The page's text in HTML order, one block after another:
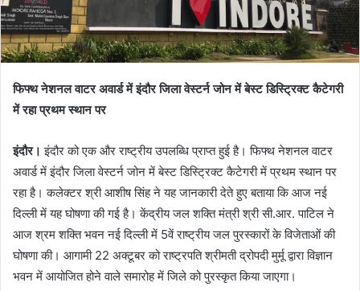
फिफ्थ नेशनल वाटर अवार्ड में इंदौर जिला वेस्टर्न जोन में बेस्ट डिस्ट्रिक्ट कैटेगरी
में रहा प्रथम स्थान पर
इंदौर। इंदौर को एक और राष्ट्रीय उपलब्धि प्राप्त हुई है। फिफ्थ नेशनल वाटर
अवार्ड में इंदौर जिला वेस्टर्न जोन में बेस्ट डिस्ट्रिक्ट कैटेगरी में प्रथम स्थान पर
रहा है। कलेक्टर श्री आशीष सिंह ने यह जानकारी देते हुए बताया कि आज नई
दिल्ली में यह घोषणा की गई है। केंद्रीय जल शक्ति मंत्री श्री सी.आर. पाटिल ने
आज श्रम शक्ति भवन नई दिल्ली में 5वें राष्ट्रीय जल पुरस्कारों के विजेताओं की
घोषणा की। आगामी 22 अक्टूबर को राष्ट्रपति श्रीमती द्रोपदी मुर्मू द्वारा विज्ञान
भवन में आयोजित होने वाले समारोह में जिले को पुरस्कृत किया जाएगा।